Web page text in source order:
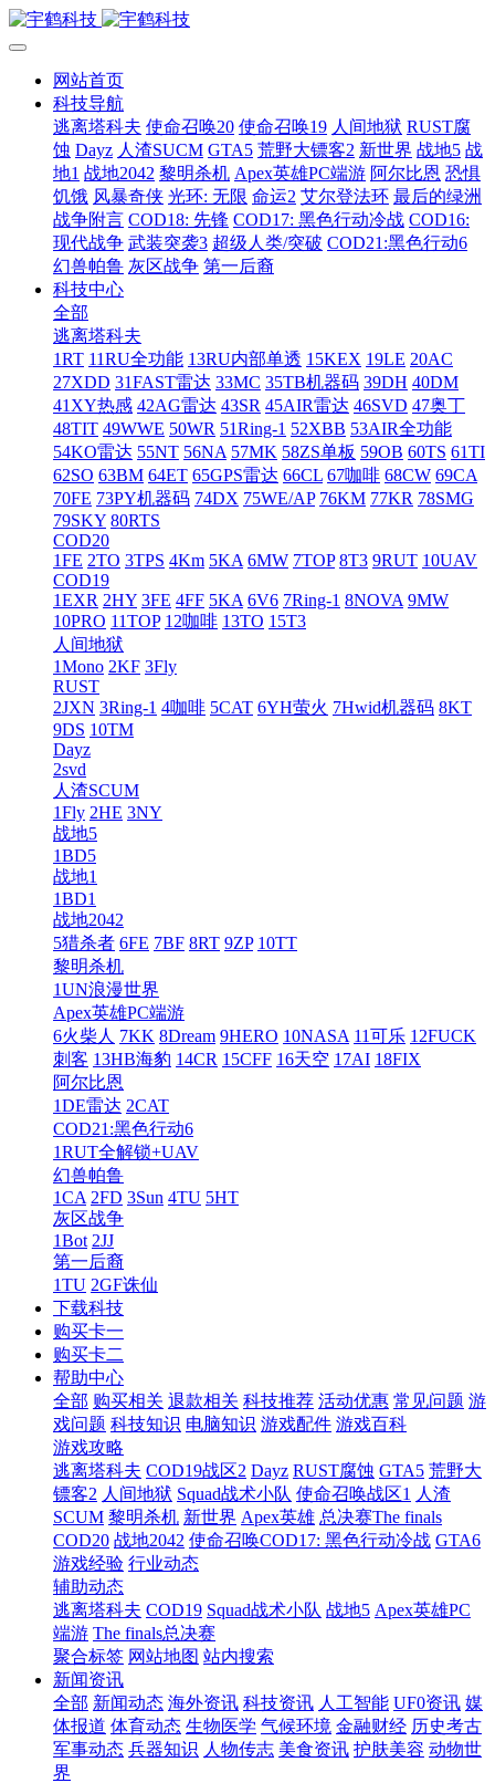
网站首页
科技导航
逃离塔科夫 使命召唤20 使命召唤19 人间地狱 RUST腐
蚀 Dayz 人渣SUCM GTA5 荒野大镖客2 新世界 战地5 战
地1 战地2042 黎明杀机 Apex英雄PC端游 阿尔比恩 恐惧
饥饿 风暴奇侠 光环: 无限 命运2 艾尔登法环 最后的绿洲
战争附言 COD18: 先锋 COD17: 黑色行动冷战 COD16:
现代战争 武装突袭3 超级人类/突破 COD21:黑色行动6
幻兽帕鲁 灰区战争 第一后裔
科技中心
全部
逃离塔科夫
1RT 11RU全功能 13RU内部单透 15KEX 19LE 20AC
27XDD 31FAST雷达 33MC 35TB机器码 39DH 40DM
41XY热感 42AG雷达 43SR 45AIR雷达 46SVD 47奥丁
48TIT 49WWE 50WR 51Ring-1 52XBB 53AIR全功能
54KO雷达 55NT 56NA 57MK 58ZS单板 59OB 60TS 61TI
62SO 63BM 64ET 65GPS雷达 66CL 67咖啡 68CW 69CA
70FE 73PY机器码 74DX 75WE/AP 76KM 77KR 78SMG
79SKY 80RTS
COD20
1FE 2TO 3TPS 4Km 5KA 6MW 7TOP 8T3 9RUT 10UAV
COD19
1EXR 2HY 3FE 4FF 5KA 6V6 7Ring-1 8NOVA 9MW
10PRO 11TOP 12咖啡 13TO 15T3
人间地狱
1Mono 2KF 3Fly
RUST
2JXN 3Ring-1 4咖啡 5CAT 6YH萤火 7Hwid机器码 8KT
9DS 10TM
Dayz
2svd
人渣SCUM
1Fly 2HE 3NY
战地5
1BD5
战地1
1BD1
战地2042
5猎杀者 6FE 7BF 8RT 9ZP 10TT
黎明杀机
1UN浪漫世界
Apex英雄PC端游
6火柴人 7KK 8Dream 9HERO 10NASA 11可乐 12FUCK
刺客 13HB海豹 14CR 15CFF 16天空 17AI 18FIX
阿尔比恩
1DE雷达 2CAT
COD21:黑色行动6
1RUT全解锁+UAV
幻兽帕鲁
1CA 2FD 3Sun 4TU 5HT
灰区战争
1Bot 2JJ
第一后裔
1TU 2GF诛仙
下载科技
购买卡一
购买卡二
帮助中心
全部 购买相关 退款相关 科技推荐 活动优惠 常见问题 游
戏问题 科技知识 电脑知识 游戏配件 游戏百科
游戏攻略
逃离塔科夫 COD19战区2 Dayz RUST腐蚀 GTA5 荒野大
镖客2 人间地狱 Squad战术小队 使命召唤战区1 人渣
SCUM 黎明杀机 新世界 Apex英雄 总决赛The finals
COD20 战地2042 使命召唤COD17: 黑色行动冷战 GTA6
游戏经验 行业动态
辅助动态
逃离塔科夫 COD19 Squad战术小队 战地5 Apex英雄PC
端游 The finals总决赛
聚合标签 网站地图 站内搜索
新闻资讯
全部 新闻动态 海外资讯 科技资讯 人工智能 UF0资讯 媒
体报道 体育动态 生物医学 气候环境 金融财经 历史考古
军事动态 兵器知识 人物传志 美食资讯 护肤美容 动物世
界